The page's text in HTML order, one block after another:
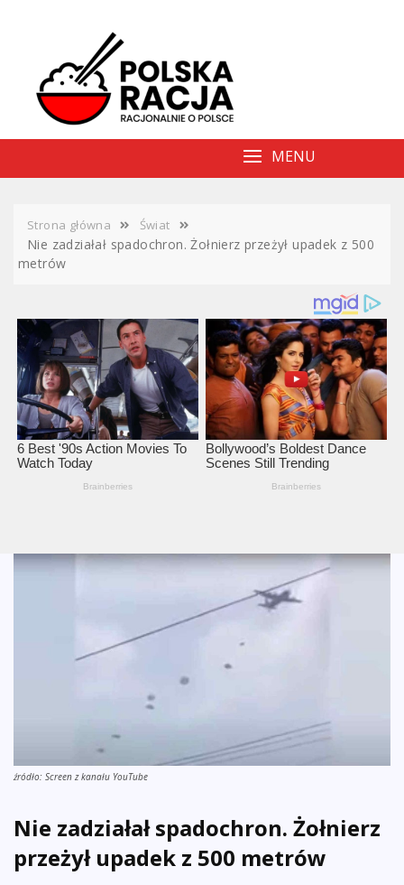
MENU
Strona główna Świat
Nie zadziałał spadochron. Żołnierz przeżył upadek z 500
metrów
źródło: Screen z kanału YouTube
Nie zadziałał spadochron. Żołnierz
przeżył upadek z 500 metrów